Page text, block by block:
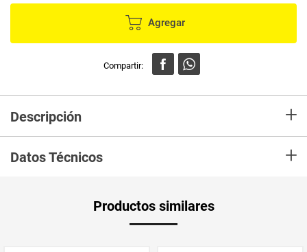
Agregar
Descripción +
Marca LA CORUÑA y recibelo en tu casa en minutos.
Datos Técnicos +
Productos similares